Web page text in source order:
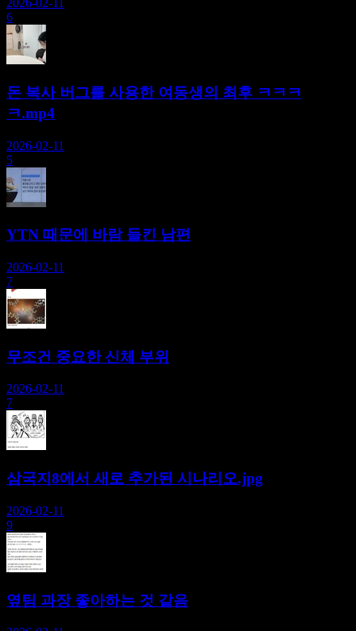
2026-02-11
6
돈 복사 버그를 사용한 여동생의 최후 ㅋㅋㅋ
ㅋ.mp4
2026-02-11
5
YTN 때문에 바람 들킨 남편
2026-02-11
7
무조건 중요한 신체 부위
2026-02-11
7
삼국지8에서 새로 추가된 시나리오.jpg
2026-02-11
9
옆팀 과장 좋아하는 것 같음